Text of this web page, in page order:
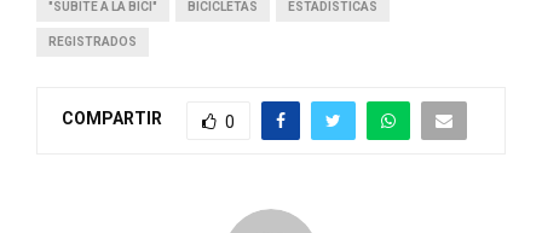
"SUBITE A LA BICI" BICICLETAS ESTADISTICAS
REGISTRADOS
COMPARTIR 0